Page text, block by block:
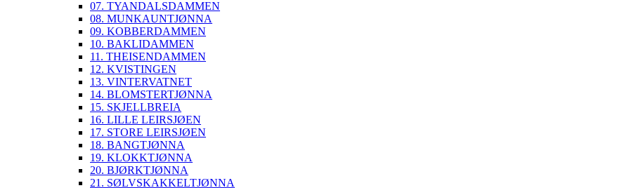
07. TYANDALSDAMMEN
08. MUNKAUNTJØNNA
09. KOBBERDAMMEN
10. BAKLIDAMMEN
11. THEISENDAMMEN
12. KVISTINGEN
13. VINTERVATNET
14. BLOMSTERTJØNNA
15. SKJELLBREIA
16. LILLE LEIRSJØEN
17. STORE LEIRSJØEN
18. BANGTJØNNA
19. KLOKKTJØNNA
20. BJØRKTJØNNA
21. SØLVSKAKKELTJØNNA